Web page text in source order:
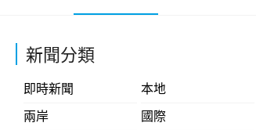
新聞分類
即時新聞
本地
兩岸
國際